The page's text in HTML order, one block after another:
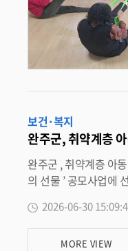
보건·복지
완주군, 취약계층
완주군 , 취약계층 아동에 위생용품 지원 대한적십자사 ‘ 언니의 선물 ’ 공모 선정 , 28 명에 6 개월 분 전달 완주군 드림스타트가 대한적십자사가 주관하는 여성청소년 보건위생물품 지원사업인 ‘ 언니
의 선물 ’ 공모사업에 선정돼 관내 취약계층 아동 28 명에게 230 만 원 상당의 보건위생용품을 지원했다 . ‘ 언니의 선물 ’ 은 경제적 어려움으로 인해 필수 위생용품 구입에 부담을 느끼는 성장기 여성 아
가 지원됐다 . 지원 물품은 성장기 아동들이 위생용품 구입 부담 없이 건강하게 성장할 수 있도록 마련됐으며 , 드림스타트 아동통합사례관리사가 직접 가정을 방문해 물품을 전달하고 아동의 생활 현황
을 살폈다 . 지원을 받은 한 보호자는 “ 아이의 성장 과정에서 꼭 필요한 물품이지만 매달 구입하기에는 경제적 부담이 컸다 ” 며 “6 개월분의 위생용품을 지원받아 큰 도움이 되었고 , 마음이 한결 놓인
2026-06-30
MORE VIEW